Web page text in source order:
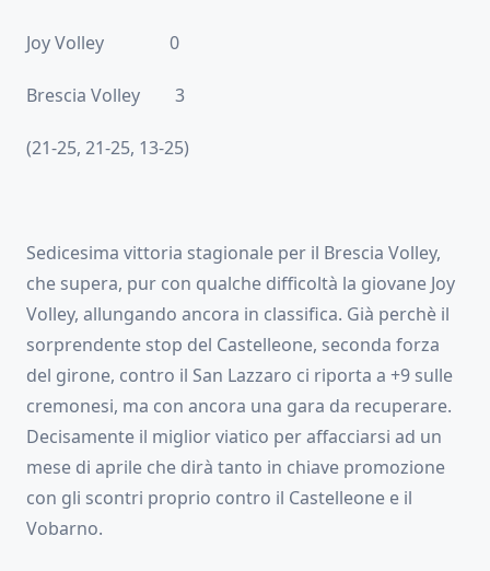
Joy Volley 0
Brescia Volley 3
(21-25, 21-25, 13-25)
Sedicesima vittoria stagionale per il Brescia Volley,
che supera, pur con qualche difficoltà la giovane Joy
Volley, allungando ancora in classifica. Già perchè il
sorprendente stop del Castelleone, seconda forza
del girone, contro il San Lazzaro ci riporta a +9 sulle
cremonesi, ma con ancora una gara da recuperare.
Decisamente il miglior viatico per affacciarsi ad un
mese di aprile che dirà tanto in chiave promozione
con gli scontri proprio contro il Castelleone e il
Vobarno.